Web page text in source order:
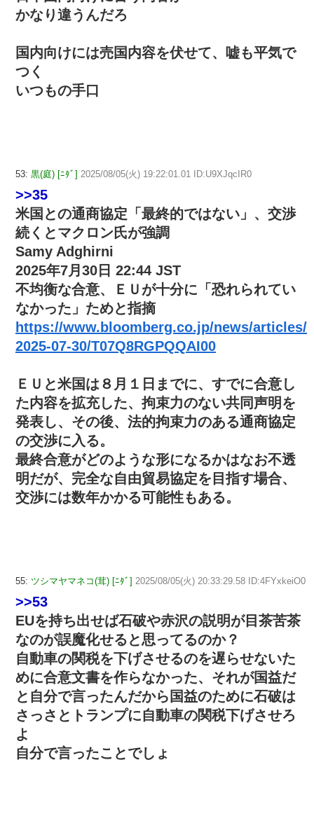
かなり違うんだろ
国内向けには売国内容を伏せて、嘘も平気で
つく
いつもの手口
53: 黒(庭) [ﾆﾀﾞ] 2025/08/05(火) 19:22:01.01 ID:U9XJqcIR0
>>35
米国との通商協定「最終的ではない」、交渉
続くとマクロン氏が強調
Samy Adghirni
2025年7月30日 22:44 JST
不均衡な合意、ＥＵが十分に「恐れられてい
なかった」ためと指摘
https://www.bloomberg.co.jp/news/articles/
2025-07-30/T07Q8RGPQQAI00
ＥＵと米国は８月１日までに、すでに合意し
た内容を拡充した、拘束力のない共同声明を
発表し、その後、法的拘束力のある通商協定
の交渉に入る。
最終合意がどのような形になるかはなお不透
明だが、完全な自由貿易協定を目指す場合、
交渉には数年かかる可能性もある。
55: ツシマヤマネコ(茸) [ﾆﾀﾞ] 2025/08/05(火) 20:33:29.58 ID:4FYxkeiO0
>>53
EUを持ち出せば石破や赤沢の説明が目茶苦茶
なのが誤魔化せると思ってるのか？
自動車の関税を下げさせるのを遅らせないた
めに合意文書を作らなかった、それが国益だ
と自分で言ったんだから国益のために石破は
さっさとトランプに自動車の関税下げさせろ
よ
自分で言ったことでしょ